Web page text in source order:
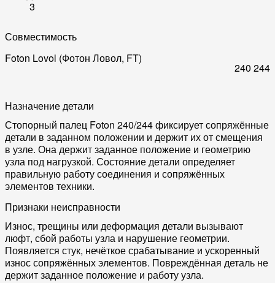
3
Совместимость
Foton Lovol (Фотон Ловол, FT)
240 244
Назначение детали
Стопорный палец Foton 240/244 фиксирует сопряжённые
детали в заданном положении и держит их от смещения
в узле. Она держит заданное положение и геометрию
узла под нагрузкой. Состояние детали определяет
правильную работу соединения и сопряжённых
элементов техники.
Признаки неисправности
Износ, трещины или деформация детали вызывают
люфт, сбой работы узла и нарушение геометрии.
Появляется стук, нечёткое срабатывание и ускоренный
износ сопряжённых элементов. Повреждённая деталь не
держит заданное положение и работу узла.